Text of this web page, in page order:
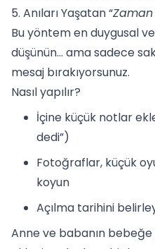
5. Anıları Yaşatan “
Bu yöntem en duygusal
düşünün… ama sadece
mesaj bırakıyorsunuz.
Nasıl yapılır?
İçine küçük notlar
dedi”)
Fotoğraflar, küçük
koyun
Açılma tarihini
Anne ve babanın bebeğe